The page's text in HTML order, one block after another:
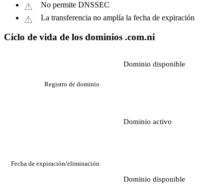
No permite DNSSEC
La transferencia no amplía la fecha de expiración
Ciclo de vida de los dominios .com.ni
Dominio disponible
Registro de dominio
Dominio activo
Fecha de expiración/eliminación
Dominio disponible